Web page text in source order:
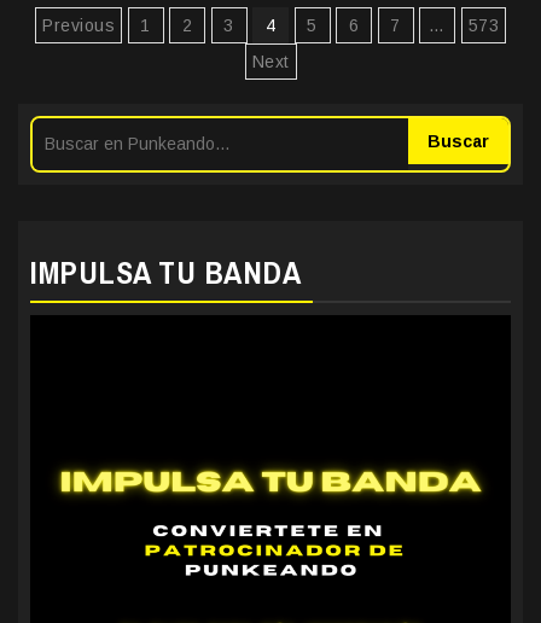
Paginación
entradas
Previous 1 2 3 4 5 6 7 …
573
Next
Buscar
IMPULSA TU BANDA